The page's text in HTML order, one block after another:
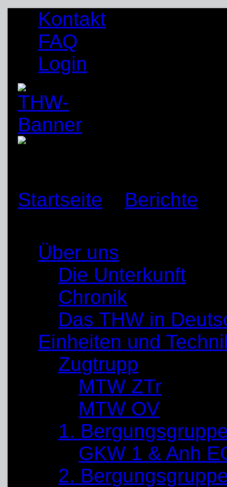
Kontakt
FAQ
Login
Startseite Berichte
Über uns
Die Unterkunft
Chronik
Das THW in
Einheiten und
Zugtrupp
MTW ZTr
MTW OV
1.
GKW 1 & Anh
2.